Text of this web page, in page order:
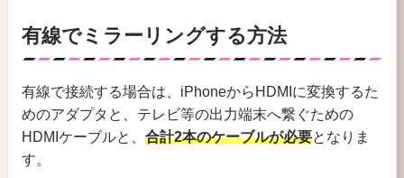
有線でミラーリングする方法
有線で接続する場合は、iPhoneからHDMIに変換するた
めのアダプタと、テレビ等の出力端末へ繋ぐための
HDMIケーブルと、 合計2本のケーブルが必要となりま
す。